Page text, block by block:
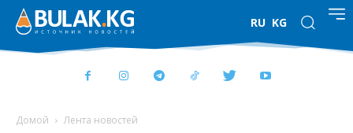
RU KG
Домой Лента новостей